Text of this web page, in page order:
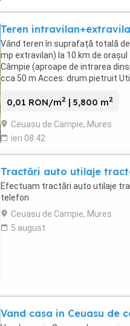
Teren
Vând teren în suprafață totală
mp extravilan) la 10 km de
Câmpie (aproape de intrarea
cca 50 m Acces: drum pietruit
0,01 RON/m2 | 5,800 m2
Ceuasu de Campie, Mures
ieri 08:42
Tractări auto utilaje
Efectuam tractări auto utilaje
telefon
Ceuasu de Campie, Mures
5 august
Vand casa in Ceuasu de